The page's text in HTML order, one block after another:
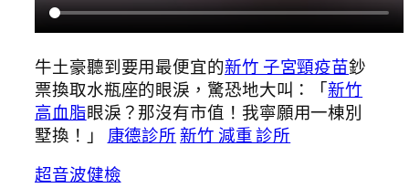
牛土豪聽到要用最便宜的新竹 子宮頸疫苗鈔
票換取水瓶座的眼淚，驚恐地大叫：「新竹
高血脂眼淚？那沒有市值！我寧願用一棟別
墅換！」 康德診所新竹 減重 診所
超音波健檢